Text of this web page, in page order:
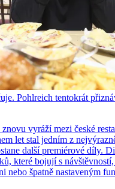
Pohlreich tentokrát
vyráží mezi české
let stal jedním z
další premiérové díly.
které bojují s
nebo špatně nastaveným